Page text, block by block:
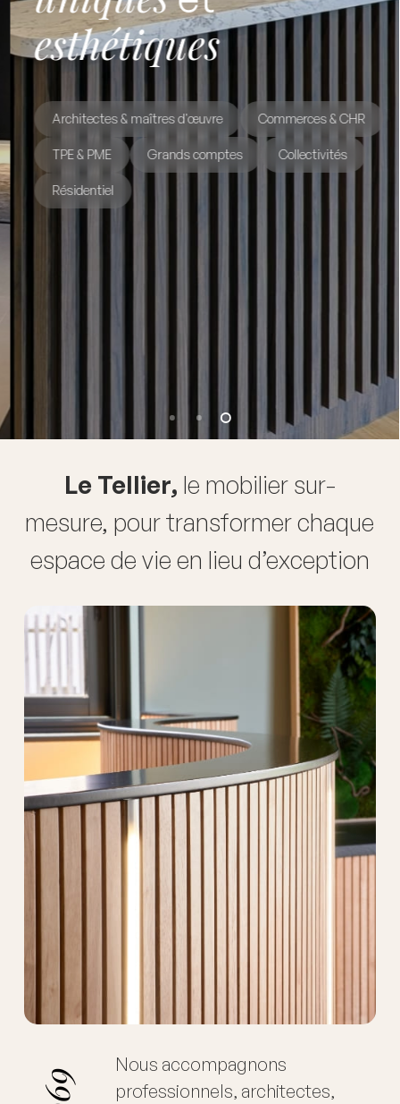
esthétiques
Architectes & maîtres d'œuvre Commerces & CHR
TPE & PME Grands comptes Collectivités
Résidentiel
Le Tellier, le mobilier sur-
mesure, pour transformer chaque
espace de vie en lieu d’exception
Nous accompagnons
professionnels, architectes,